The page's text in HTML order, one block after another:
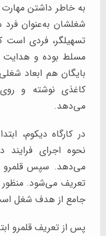
به خاطر داشتن
شغلشان به‌عنوان فرد
مسلط بوده و هدایت
بایگان هم ابعاد
کاغذی نوشته و
می‌دهد.
در کارگاه دیکوم،
نحوه اجرای فرایند
می‌دهد. سپس قلمرو
تعریف می‌شود.
جامع از هدف شغل